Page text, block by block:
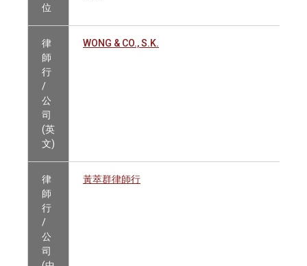
位
律
師
行
/
公
司
(英
文)
WONG & CO., S.K.
律
師
行
/
公
司
黃萃群律師行